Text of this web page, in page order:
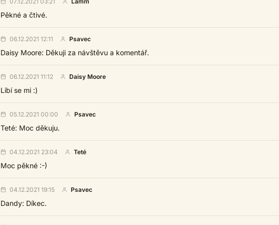
Pěkné a čtivé.
06.12.2021 12:11 Psavec
Daisy Moore: Děkuji za návštěvu a komentář.
06.12.2021 11:12 Daisy Moore
Líbí se mi :)
05.12.2021 00:00 Psavec
Teté: Moc děkuju.
04.12.2021 23:04 Teté
Moc pěkné :-)
04.12.2021 19:15 Psavec
Dandy: Díkec.